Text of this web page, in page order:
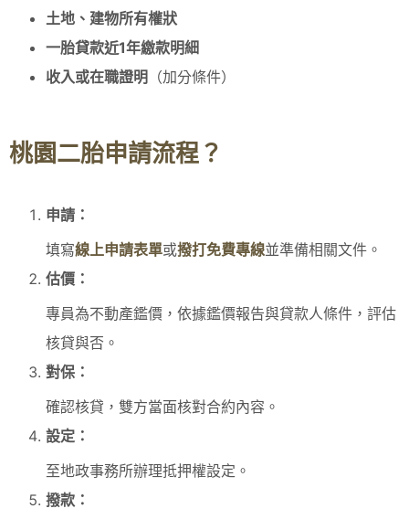
土地、建物所有權狀
一胎貸款近1年繳款明細
收入或在職證明 （加分條件）
桃園二胎申請流程？
申請：
填寫線上申請表單或撥打免費專線並準備相關文件。
估價：
專員為不動產鑑價，依據鑑價報告與貸款人條件，評估
核貸與否。
對保：
確認核貸，雙方當面核對合約內容。
設定：
至地政事務所辦理抵押權設定。
撥款：